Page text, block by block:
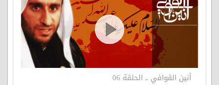
أنين القوافي ــ الحلقة 06